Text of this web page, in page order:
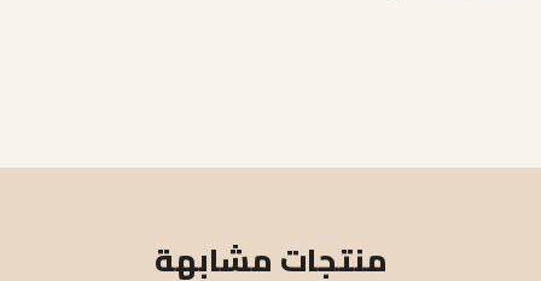
منتجات مشابهة